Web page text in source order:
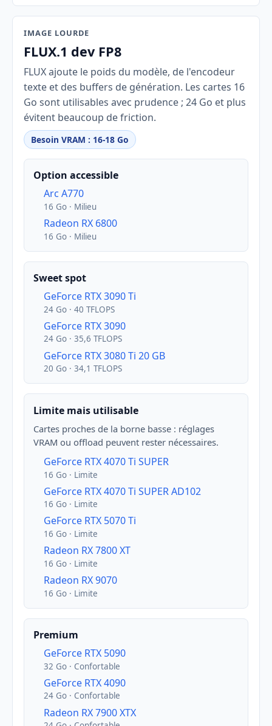
IMAGE LOURDE
FLUX.1 dev FP8
FLUX ajoute le poids du modèle, de l'encodeur
texte et des buffers de génération. Les cartes 16
Go sont utilisables avec prudence ; 24 Go et plus
évitent beaucoup de friction.
Besoin VRAM : 16-18 Go
Option accessible
Arc A770
16 Go · Milieu
Radeon RX 6800
16 Go · Milieu
Sweet spot
GeForce RTX 3090 Ti
24 Go · 40 TFLOPS
GeForce RTX 3090
24 Go · 35,6 TFLOPS
GeForce RTX 3080 Ti 20 GB
20 Go · 34,1 TFLOPS
Limite mais utilisable
Cartes proches de la borne basse : réglages
VRAM ou offload peuvent rester nécessaires.
GeForce RTX 4070 Ti SUPER
16 Go · Limite
GeForce RTX 4070 Ti SUPER AD102
16 Go · Limite
GeForce RTX 5070 Ti
16 Go · Limite
Radeon RX 7800 XT
16 Go · Limite
Radeon RX 9070
16 Go · Limite
Premium
GeForce RTX 5090
32 Go · Confortable
GeForce RTX 4090
24 Go · Confortable
Radeon RX 7900 XTX